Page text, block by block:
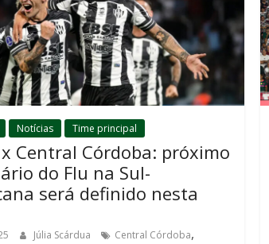
Notícias Time principal
Central Córdoba: próximo
do Flu na Sul-
será definido nesta
Júlia Scárdua Central Córdoba,